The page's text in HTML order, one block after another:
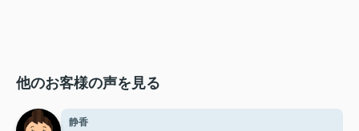
他のお客様の声を見る
静香